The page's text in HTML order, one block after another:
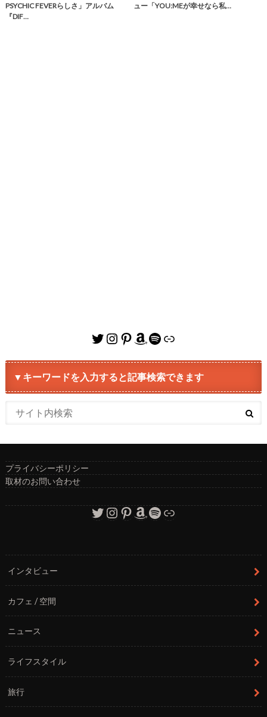
PSYCHIC FEVERらしさ」アルバム
『DIF…
ュー「YOU:MEが幸せなら私…
Twitter
Instagram
Pinterest
Amazon
Spotify
リンク
▼キーワードを入力すると記事検索できます
プライバシーポリシー
取材のお問い合わせ
Twitter
Instagram
Pinterest
Amazon
Spotify
リンク
インタビュー
カフェ / 空間
ニュース
ライフスタイル
旅行